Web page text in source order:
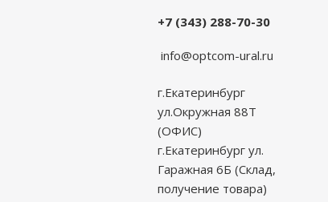
+7 (343) 288-70-30
info@optcom-ural.ru
г.Екатеринбург
ул.Окружная 88Т
(ОФИС)
г.Екатеринбург ул.
Гаражная 6Б (Склад,
получение товара)